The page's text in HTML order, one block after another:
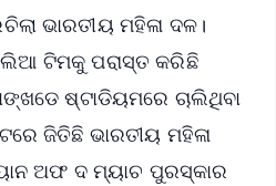
ଭାରତୀୟ ମହିଳା ଦଳ।
ଟିମକୁ ପରାସ୍ତ କରିଛି
ଷ୍ଟାଡିୟମରେ ଚାଲିଥିବା
ଜିତିଛି ଭାରତୀୟ ମହିଳା
ଅଫ ଦ ମ୍ୟାଚ ପୁରସ୍କାର